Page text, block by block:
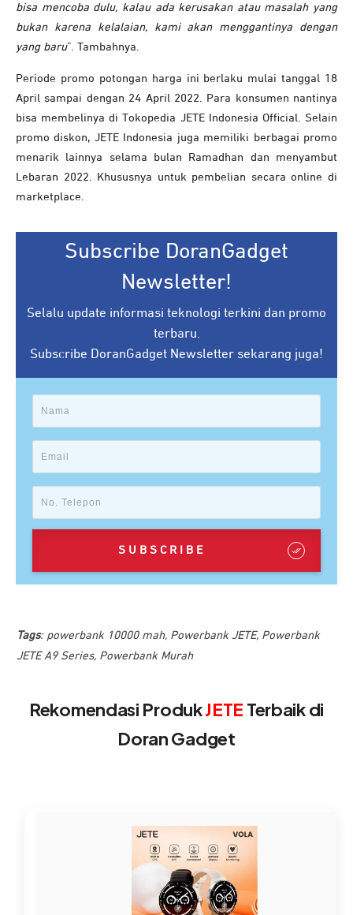
bisa mencoba dulu, kalau ada kerusakan atau masalah yang
bukan karena kelalaian, kami akan menggantinya dengan
yang baru”. Tambahnya.
Periode promo potongan harga ini berlaku mulai tanggal 18
April sampai dengan 24 April 2022. Para konsumen nantinya
bisa membelinya di Tokopedia JETE Indonesia Official. Selain
promo diskon, JETE Indonesia juga memiliki berbagai promo
menarik lainnya selama bulan Ramadhan dan menyambut
Lebaran 2022. Khususnya untuk pembelian secara online di
marketplace.
Subscribe DoranGadget
Newsletter!
Selalu update informasi teknologi terkini dan promo
terbaru.
Subscribe DoranGadget Newsletter sekarang juga!
SUBSCRIBE
Tags: powerbank 10000 mah, Powerbank JETE, Powerbank
JETE A9 Series, Powerbank Murah
Rekomendasi ProdukJETE Terbaik di
Doran Gadget